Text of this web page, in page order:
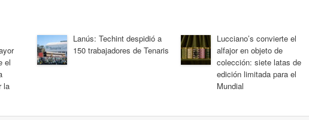
el
la
Lanús: Techint despidió a
150 trabajadores de Tenaris
Lucciano’s convierte el
alfajor en objeto de
colección: siete latas de
edición limitada para el
Mundial